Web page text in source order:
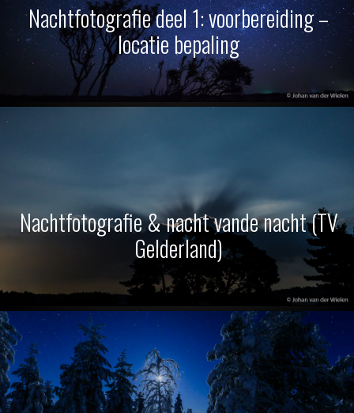
Nachtfotografie deel 1: voorbereiding –
locatie bepaling
Nachtfotografie & nacht vande nacht (TV
Gelderland)